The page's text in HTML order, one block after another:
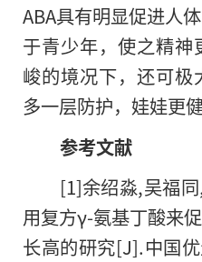
ABA具有明显促进人
于青少年，使之精
峻的境况下，还可极
多一层防护，娃娃更
参考文献
[1]余绍淼,吴福
用复方γ-氨基丁酸来
长高的研究[J].中国